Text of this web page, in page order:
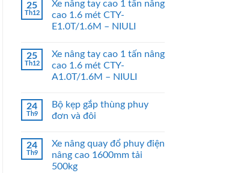
25
Th12
Xe nâng tay cao 1 tấn nâng
cao 1.6 mét CTY-
E1.0T/1.6M – NIULI
25
Th12
Xe nâng tay cao 1 tấn nâng
cao 1.6 mét CTY-
A1.0T/1.6M – NIULI
24
Th9
Bộ kẹp gắp thùng phuy
đơn và đôi
24
Th9
Xe nâng quay đổ phuy điện
nâng cao 1600mm tải
500kg